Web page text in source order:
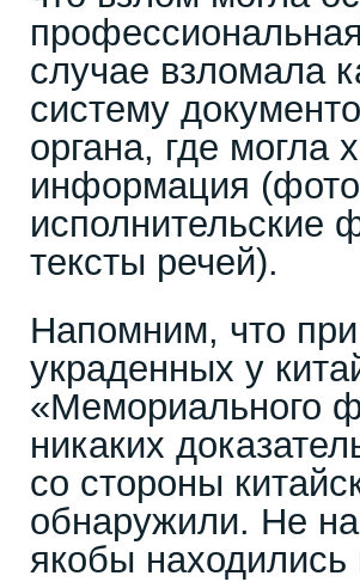
случае взломала
систему
органа, где могла
информация
исполнительские
тексты речей).
Напомним, что
украденных у
«Мемориального
никаких
со стороны
обнаружили. Не
якобы находились